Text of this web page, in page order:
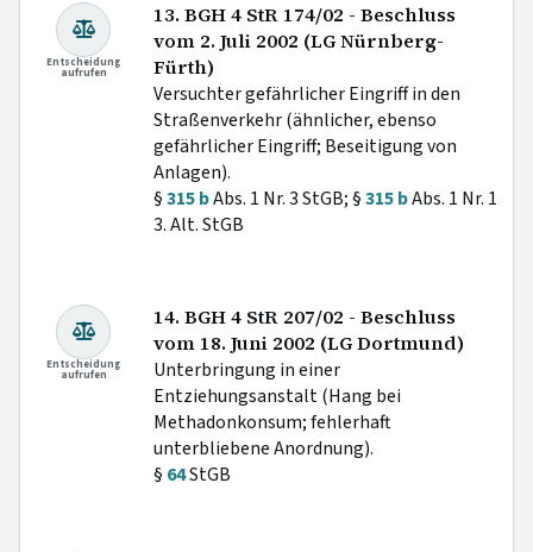
Entscheidung
aufrufen
13. BGH 4 StR 174/02 - Beschluss
vom 2. Juli 2002 (LG Nürnberg-
Fürth)
Versuchter gefährlicher Eingriff in den
Straßenverkehr (ähnlicher, ebenso
gefährlicher Eingriff; Beseitigung von
Anlagen).
§315 bAbs. 1 Nr. 3 StGB; §315 bAbs. 1 Nr. 1
3. Alt. StGB
Entscheidung
aufrufen
14. BGH 4 StR 207/02 - Beschluss
vom 18. Juni 2002 (LG Dortmund)
Unterbringung in einer
Entziehungsanstalt (Hang bei
Methadonkonsum; fehlerhaft
unterbliebene Anordnung).
§ 64StGB